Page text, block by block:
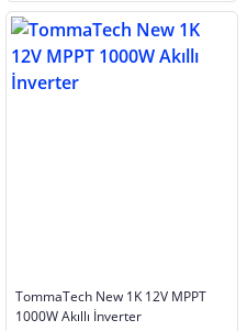
TommaTech New 1K 12V MPPT
1000W Akıllı İnverter